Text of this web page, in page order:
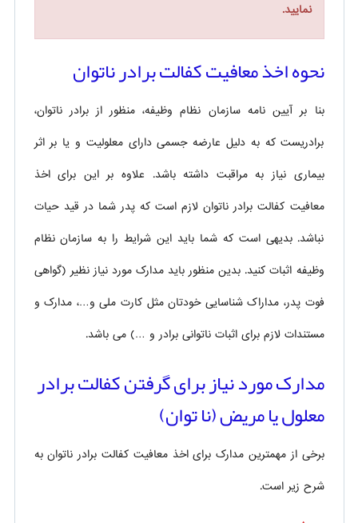
نمایید.
نحوه اخذ معافیت کفالت برادر ناتوان
بنا بر آیین نامه سازمان نظام وظیفه، منظور از برادر ناتوان،
برادریست که به دلیل عارضه جسمی دارای معلولیت و یا بر اثر
بیماری نیاز به مراقبت داشته باشد. علاوه بر این برای اخذ
معافیت کفالت برادر ناتوان لازم است که پدر شما در قید حیات
نباشد. بدیهی است که شما باید این شرایط را به سازمان نظام
وظیفه اثبات کنید. بدین منظور باید مدارک مورد نیاز نظیر (گواهی
فوت پدر، مداراک شناسایی خودتان مثل کارت ملی و…، مدارک و
مستندات لازم برای اثبات ناتوانی برادر و …) می باشد.
مدارک مورد نیاز برای گرفتن کفالت برادر
معلول یا مریض (نا توان)
برخی از مهمترین مدارک برای اخذ معافیت کفالت برادر ناتوان به
شرح زیر است.